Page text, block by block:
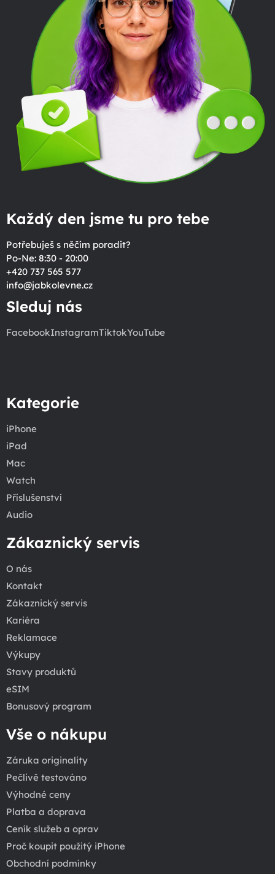
Každý den jsme tu pro tebe
Potřebuješ s něčím poradit?
Po-Ne: 8:30 - 20:00
+420 737 565 577
info@jabkolevne.cz
Sleduj nás
FacebookInstagramTiktokYouTube
Kategorie
iPhone
iPad
Mac
Watch
Příslušenství
Audio
Zákaznický servis
O nás
Kontakt
Zákaznický servis
Kariéra
Reklamace
Výkupy
Stavy produktů
eSIM
Bonusový program
Vše o nákupu
Záruka originality
Pečlivě testováno
Výhodné ceny
Platba a doprava
Ceník služeb a oprav
Proč koupit použitý iPhone
Obchodní podmínky